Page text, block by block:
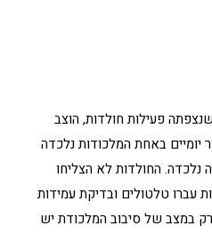
שנצפתה פעילות חולדות, הוצב
יומיים באחת המלכודות נלכדה
נלכדה. החולדות לא הצליחו
עברו טלטולים ובדיקת עמידות
רק במצב של סיבוב המלכודת יש